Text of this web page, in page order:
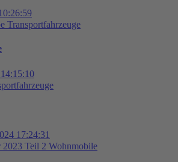
Transportfahrzeuge
17:24:31
Wohnmobile